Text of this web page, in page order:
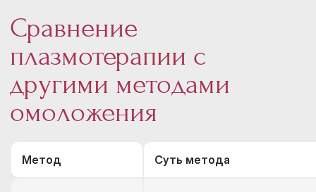
Сравнение
плазмотерапии с
другими методами
омоложения
Метод Суть метода